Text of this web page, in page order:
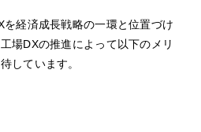
経済成長戦略の一環と位置づけ
場DXの推進によって以下のメリ
しています。